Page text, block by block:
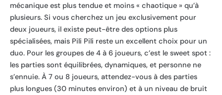
mécanique est plus tendue et moins « chaotique » qu’à
plusieurs. Si vous cherchez un jeu exclusivement pour
deux joueurs, il existe peut-être des options plus
spécialisées, mais Pili Pili reste un excellent choix pour un
duo. Pour les groupes de 4 à 6 joueurs, c’est le sweet spot :
les parties sont équilibrées, dynamiques, et personne ne
s’ennuie. À 7 ou 8 joueurs, attendez-vous à des parties
plus longues (30 minutes environ) et à un niveau de bruit